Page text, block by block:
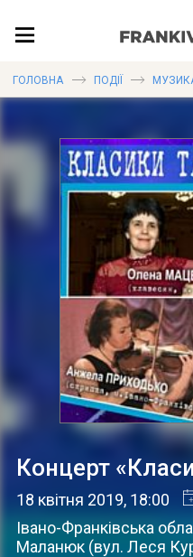
ПУБЛІКАЦІЇ
ГОЛОВНА ПОДІЇ
Концерт
18 квітня 2019, 18:00
Івано-Франківська
Маланюк (вул. Леся